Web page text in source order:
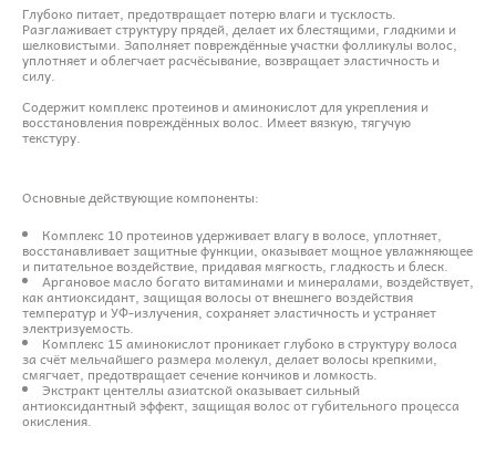
Глубоко питает, предотвращает потерю влаги и тусклость.
Разглаживает структуру прядей, делает их блестящими, гладкими и
шелковистыми. Заполняет повреждённые участки фолликулы волос,
уплотняет и облегчает расчёсывание, возвращает эластичность и
силу.
Содержит комплекс протеинов и аминокислот для укрепления и
восстановления повреждённых волос. Имеет вязкую, тягучую
текстуру.
Основные действующие компоненты:
Комплекс 10 протеинов удерживает влагу в волосе, уплотняет,
восстанавливает защитные функции, оказывает мощное увлажняющее
и питательное воздействие, придавая мягкость, гладкость и блеск.
Аргановое масло богато витаминами и минералами, воздействует,
как антиоксидант, защищая волосы от внешнего воздействия
температур и УФ-излучения, сохраняет эластичность и устраняет
электризуемость.
Комплекс 15 аминокислот проникает глубоко в структуру волоса
за счёт мельчайшего размера молекул, делает волосы крепкими,
смягчает, предотвращает сечение кончиков и ломкость.
Экстракт центеллы азиатской оказывает сильный
антиоксидантный эффект, защищая волос от губительного процесса
окисления.